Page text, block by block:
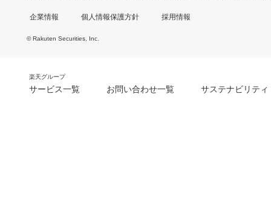
企業情報 個人情報保護方針 採用情報
© Rakuten Securities, Inc.
楽天グループ
サービス一覧 お問い合わせ一覧 サステナビリティ